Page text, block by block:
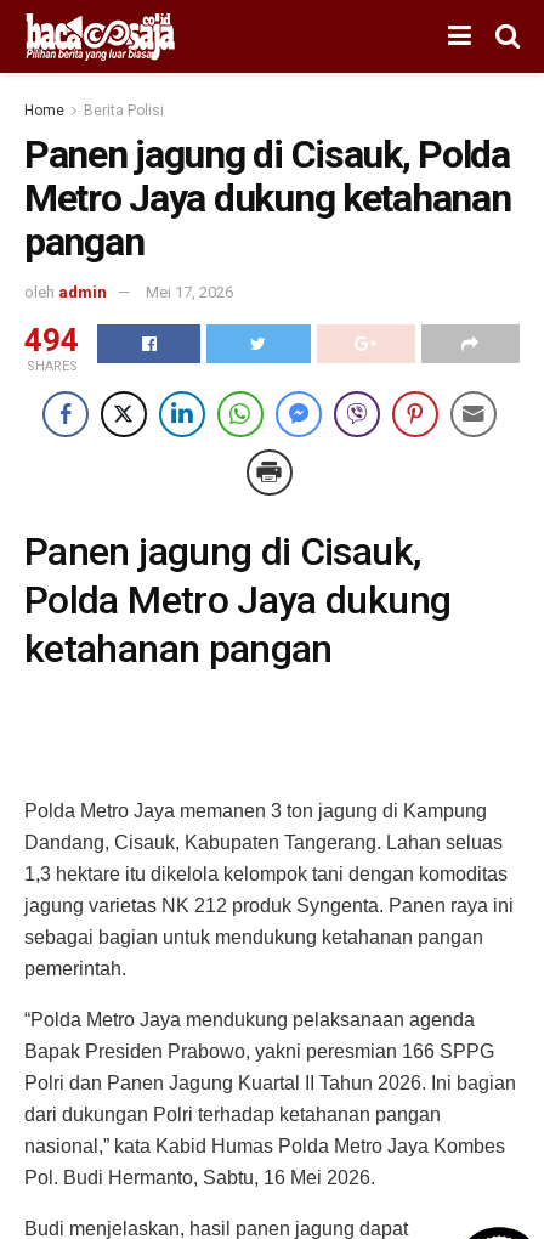
Home Berita Polisi
Panen jagung di Cisauk, Polda
Metro Jaya dukung ketahanan
pangan
oleh admin Mei 17, 2026
494
SHARES
Panen jagung di Cisauk,
Polda Metro Jaya dukung
ketahanan pangan
Polda Metro Jaya memanen 3 ton jagung di Kampung
Dandang, Cisauk, Kabupaten Tangerang. Lahan seluas
1,3 hektare itu dikelola kelompok tani dengan komoditas
jagung varietas NK 212 produk Syngenta. Panen raya ini
sebagai bagian untuk mendukung ketahanan pangan
pemerintah.
“Polda Metro Jaya mendukung pelaksanaan agenda
Bapak Presiden Prabowo, yakni peresmian 166 SPPG
Polri dan Panen Jagung Kuartal II Tahun 2026. Ini bagian
dari dukungan Polri terhadap ketahanan pangan
nasional,” kata Kabid Humas Polda Metro Jaya Kombes
Pol. Budi Hermanto, Sabtu, 16 Mei 2026.
Budi menjelaskan, hasil panen jagung dapat